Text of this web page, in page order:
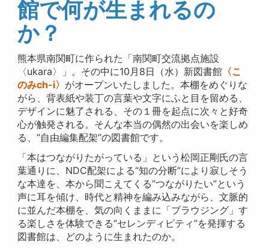
館で何が生まれるの
か？
熊本県南関町に作られた「南関町交流拠点施設
〈ukara〉」。その中に10月8日（水）新図書館 〈こ
のみch-i〉 がオープンいたしました。本棚をめぐりな
がら、背表紙や装丁の言葉や文字にふと目を留める、
デザインに魅了される、その１冊を起点に次々と好奇
心が触発される。そんな本当の偶然の出会いを楽しめ
る、”自由編集配架”の図書館です。
「本はつながりたがっている」という松岡正剛氏の言
葉通りに、NDC配架による“知の分断”により寂しそう
な本達を、本から聞こえてくる“つながりたい”という
声に耳を傾け、時代と精神を編み込みながら、文脈的
に並んだ本棚を、気の向くままに「ブラウジング」す
る楽しさを体験できる“セレンディピティ”を発揮する
図書館は、どのように生まれたのか。